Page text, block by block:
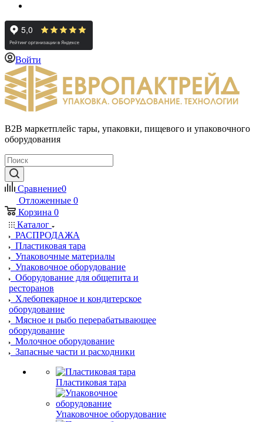
Войти
B2B маркетплейс тары, упаковки, пищевого и упаковочного
оборудования
Сравнение0
Отложенные 0
Корзина 0
Каталог
РАСПРОДАЖА
Пластиковая тара
Упаковочные материалы
Упаковочное оборудование
Оборудование для общепита и
ресторанов
Хлебопекарное и кондитерское
оборудование
Мясное и рыбо перерабатывающее
оборудование
Молочное оборудование
Запасные части и расходники
Пластиковая тара
Упаковочное оборудование